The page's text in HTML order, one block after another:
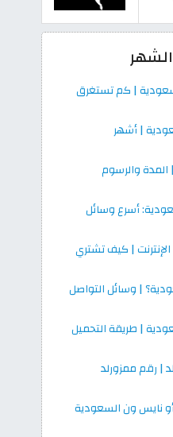
| كم تستغرق
| أشهر
والرسوم
أسرع وسائل
| كيف تشتري
| وسائل التواصل
| طريقة التحميل
| رقم ممزورلد
نايس ون السعودية